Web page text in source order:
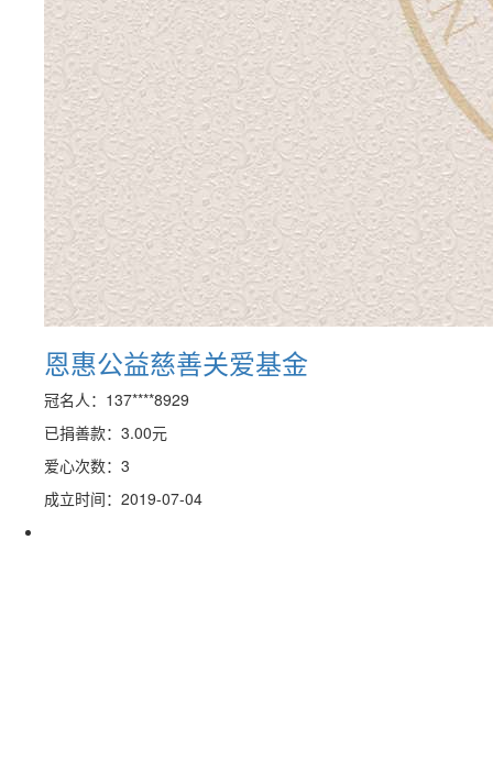
恩惠公益慈善关爱基金
冠名人：137****8929
已捐善款： 3.00元
爱心次数：3
成立时间：2019-07-04